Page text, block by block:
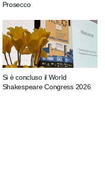
Prosecco
Si è concluso il World
Shakespeare Congress 2026